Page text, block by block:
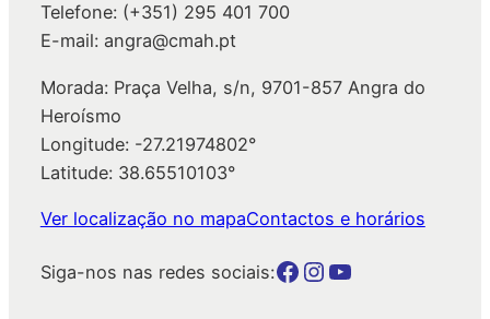
Telefone: (+351) 295 401 700
E-mail: angra@cmah.pt
Morada: Praça Velha, s/n, 9701-857 Angra do
Heroísmo
Longitude: -27.21974802°
Latitude: 38.65510103°
Ver localização no mapaContactos e horários
Siga-nos nas redes sociais:Botão para a página da autarquia no Facebook Botão para a página da autarquia no Instagram Botão para a página da autarquia no Youtube